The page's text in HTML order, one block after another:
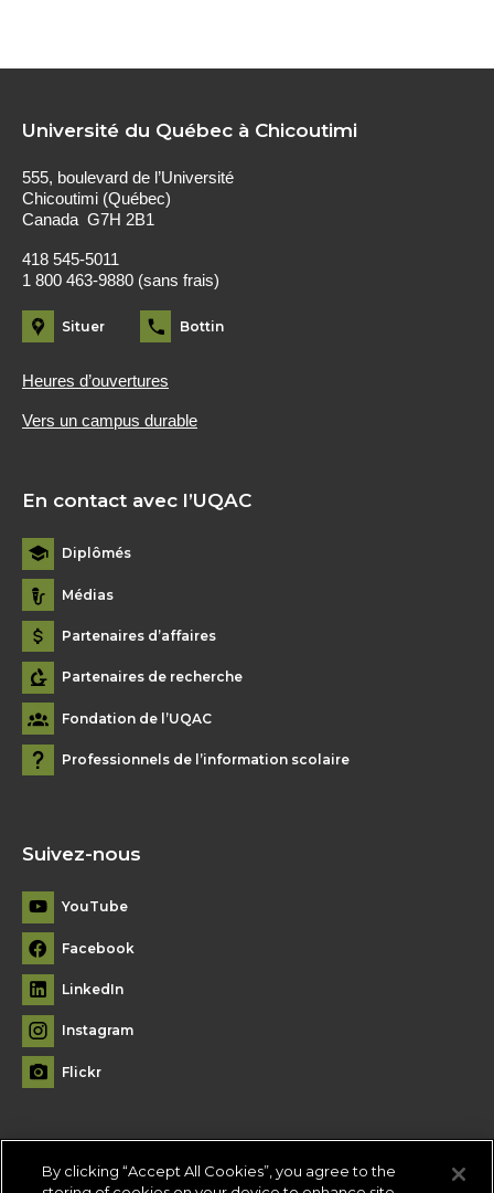
Université du Québec à Chicoutimi
555, boulevard de l’Université
Chicoutimi (Québec)
Canada G7H 2B1
418 545-5011
1 800 463-9880 (sans frais)
Situer Bottin
Heures d’ouvertures
Vers un campus durable
En contact avec l’UQAC
Diplômés
Médias
Partenaires d’affaires
Partenaires de recherche
Fondation de l’UQAC
Professionnels de l’information scolaire
Suivez-nous
YouTube
Facebook
LinkedIn
Instagram
Flickr
By clicking “Accept All Cookies”, you agree to the